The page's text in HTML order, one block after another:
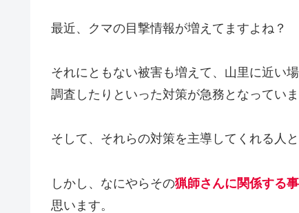
最近、クマの目撃情報が増えてますよね？
それにともない被害も増えて、山里に近い
調査したりといった対策が急務となっていま
そして、それらの対策を主導してくれる人
しかし、なにやらその猟師さんに関係する
思います。